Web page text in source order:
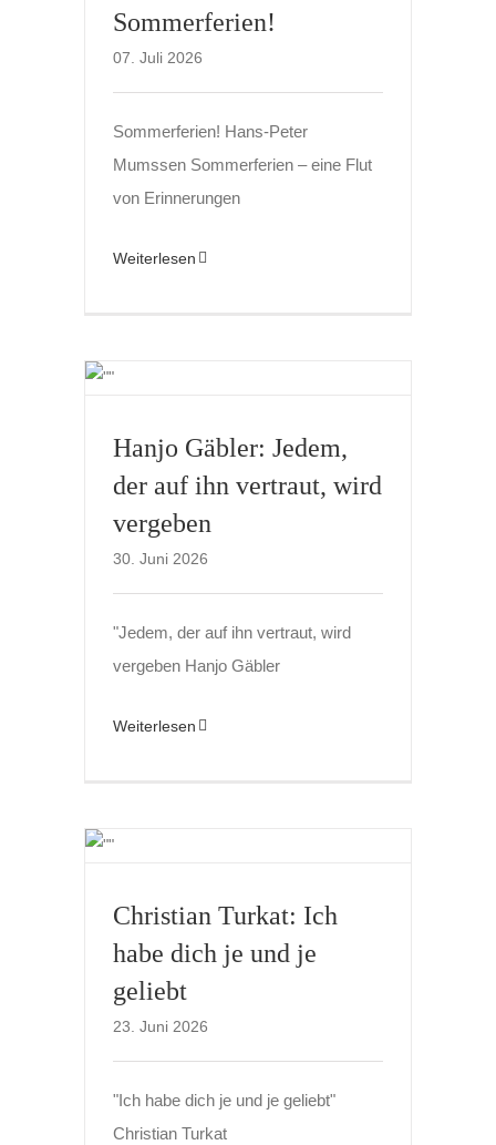
Sommerferien!
07. Juli 2026
Sommerferien! Hans-Peter
Mumssen Sommerferien – eine Flut
von Erinnerungen
Weiterlesen
Hanjo Gäbler: Jedem,
der auf ihn vertraut, wird
vergeben
30. Juni 2026
"Jedem, der auf ihn vertraut, wird
vergeben Hanjo Gäbler
Weiterlesen
Christian Turkat: Ich
habe dich je und je
geliebt
23. Juni 2026
"Ich habe dich je und je geliebt"
Christian Turkat